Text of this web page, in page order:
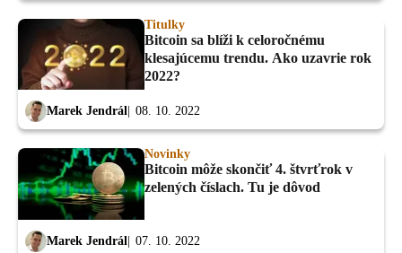
Titulky
Bitcoin sa blíži k celoročnému
klesajúcemu trendu. Ako uzavrie rok
2022?
Marek Jendrál 08. 10. 2022
Novinky
Bitcoin môže skončiť 4. štvrťrok v
zelených číslach. Tu je dôvod
Marek Jendrál 07. 10. 2022